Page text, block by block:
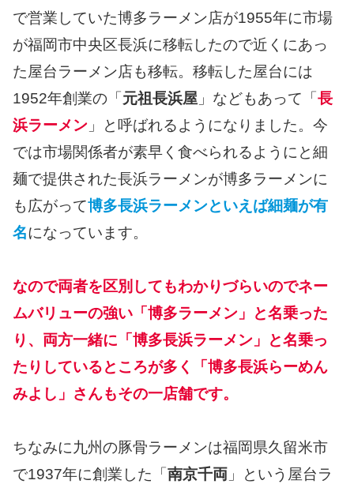
で営業していた博多ラーメン店が1955年に市場
が福岡市中央区長浜に移転したので近くにあっ
た屋台ラーメン店も移転。移転した屋台には
1952年創業の「元祖長浜屋 」などもあって「長
浜ラーメン 」と呼ばれるようになりました。今
では市場関係者が素早く食べられるようにと細
麺で提供された長浜ラーメンが博多ラーメンに
も広がって博多長浜ラーメンといえば細麺が有
名になっています。
なので両者を区別してもわかりづらいのでネー
ムバリューの強い「博多ラーメン」と名乗った
り、両方一緒に「博多長浜ラーメン」と名乗っ
たりしているところが多く「博多長浜らーめん
みよし」さんもその一店舗です。
ちなみに九州の豚骨ラーメンは福岡県久留米市
で1937年に創業した「 南京千両 」という屋台ラ